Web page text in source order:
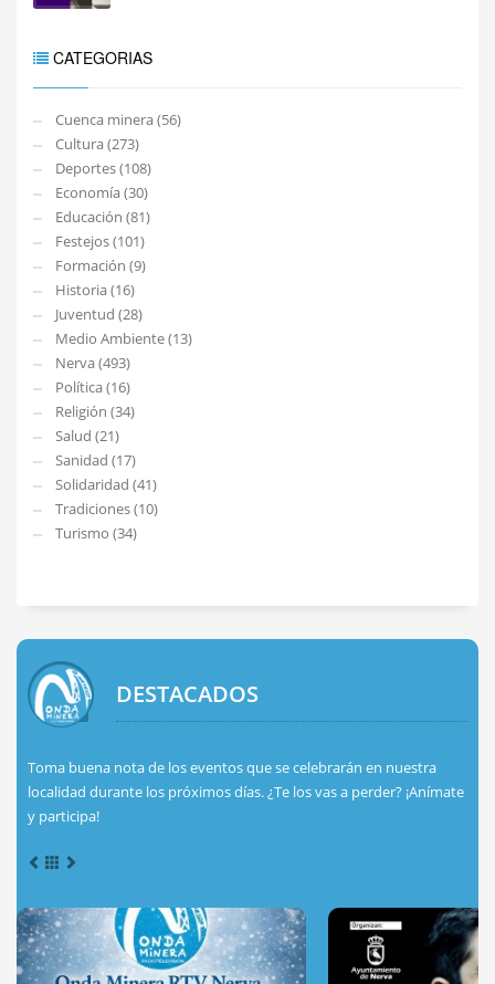
CATEGORIAS
Cuenca minera (56)
Cultura (273)
Deportes (108)
Economía (30)
Educación (81)
Festejos (101)
Formación (9)
Historia (16)
Juventud (28)
Medio Ambiente (13)
Nerva (493)
Política (16)
Religión (34)
Salud (21)
Sanidad (17)
Solidaridad (41)
Tradiciones (10)
Turismo (34)
DESTACADOS
Toma buena nota de los eventos que se celebrarán en nuestra
localidad durante los próximos días. ¿Te los vas a perder? ¡Anímate
y participa!